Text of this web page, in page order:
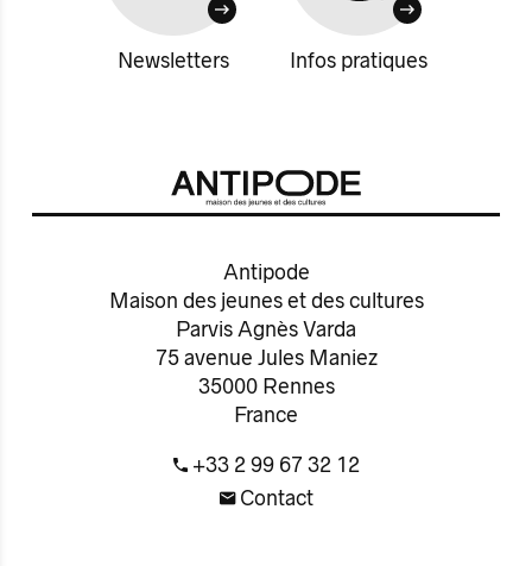
Newsletters Infos pratiques
Antipode
Maison des jeunes et des cultures
Parvis Agnès Varda
75 avenue Jules Maniez
35000 Rennes
France
+33 2 99 67 32 12
Contact